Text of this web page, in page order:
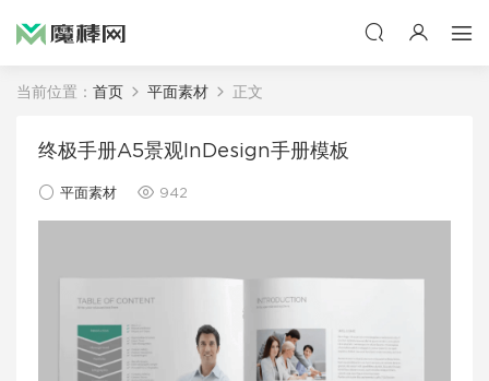
当前位置： 首页 平面素材 正文
终极手册A5景观InDesign手册模板
平面素材 942